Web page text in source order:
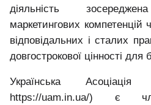
діяльність
маркетингових компетенцій
відповідальних і сталих
довгострокової цінності для
Українська
https://uam.in.ua/) є